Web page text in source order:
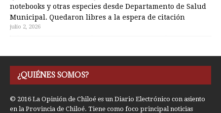
notebooks y otras especies desde Departamento de Salud
Municipal. Quedaron libres a la espera de citación
julio 2, 2026
¿QUIÉNES SOMOS?
© 2016 La Opinión de Chiloé es un Diario Electrónico con asiento
en la Provincia de Chiloé. Tiene como foco principal noticias